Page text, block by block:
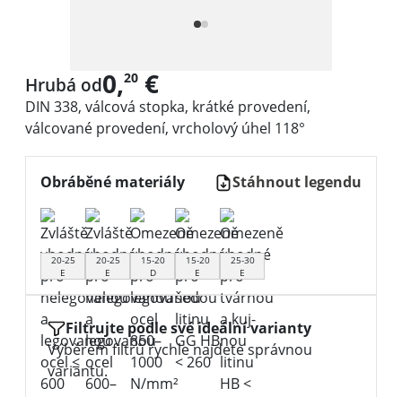
Hrubá od0,20 €
DIN 338, válcová stopka, krátké provedení,
válcované provedení, vrcholový úhel 118°
Obráběné materiály Stáhnout legendu
20-25
E
20-25
E
15-20
D
15-20
E
25-30
E
Filtrujte podle své ideální varianty
Výběrem filtrů rychle najdete správnou
variantu.